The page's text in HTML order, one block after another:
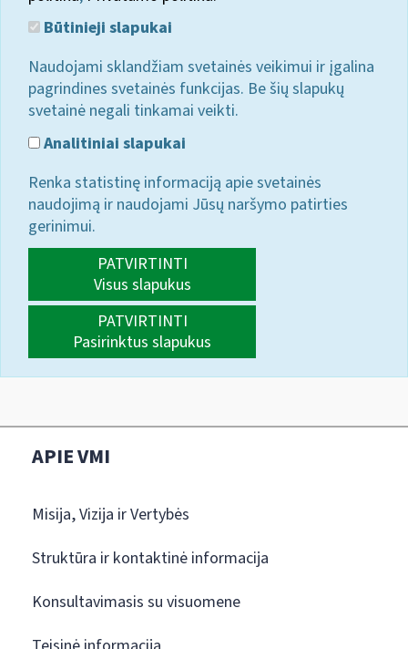
Būtinieji slapukai
Naudojami sklandžiam svetainės veikimui ir įgalina
pagrindines svetainės funkcijas. Be šių slapukų
svetainė negali tinkamai veikti.
Analitiniai slapukai
Renka statistinę informaciją apie svetainės
naudojimą ir naudojami Jūsų naršymo patirties
gerinimui.
PATVIRTINTI
Visus slapukus
PATVIRTINTI
Pasirinktus slapukus
APIE VMI
Misija, Vizija ir Vertybės
Struktūra ir kontaktinė informacija
Konsultavimasis su visuomene